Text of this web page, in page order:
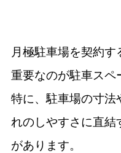
月極駐車場を契約
重要なのが駐車スペ
特に、駐車場の寸法
れのしやすさに直結
があります。